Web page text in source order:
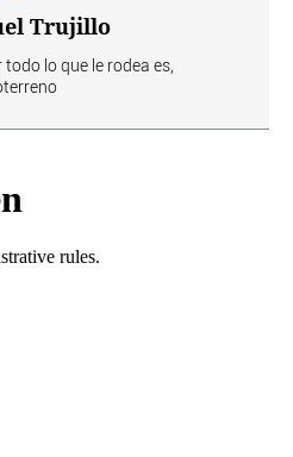
Trujillo
lo que le rodea es,